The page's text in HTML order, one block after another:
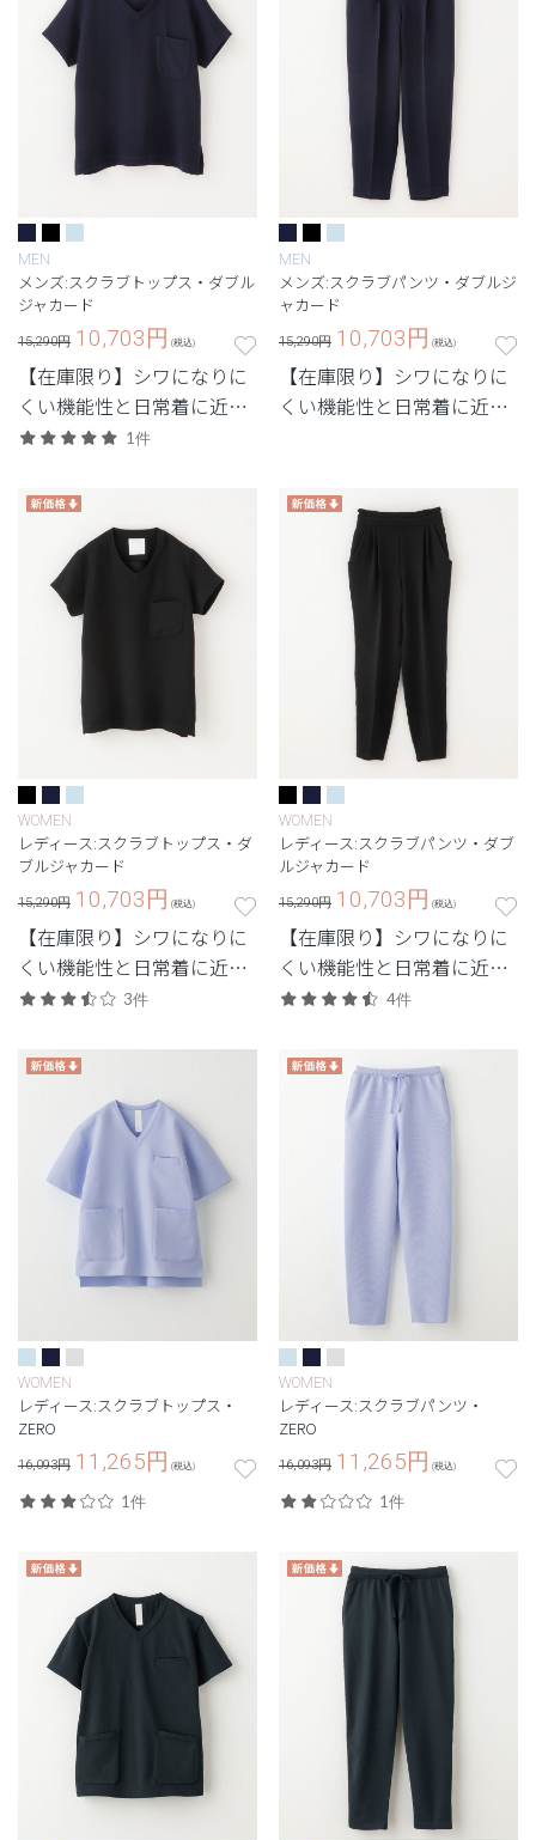
MEN
メンズ:スクラブトップス・ダブル
ジャカード
15,290円 10,703円 (税込)
【在庫限り】シワになりに
くい機能性と日常着に近い
デザインを兼ね備えたユニ
1件
MEN
メンズ:スクラブパンツ・ダブルジ
ャカード
15,290円 10,703円 (税込)
【在庫限り】シワになりに
くい機能性と日常着に近い
WOMEN
レディース:スクラブトップス・ダ
ブルジャカード
15,290円 10,703円 (税込)
【在庫限り】シワになりに
くい機能性と日常着に近い
デザインを兼ね備えたユニ
3件
WOMEN
レディース:スクラブパンツ・ダブ
ルジャカード
15,290円 10,703円 (税込)
【在庫限り】シワになりに
くい機能性と日常着に近い
デザインを兼ね備えたユニ
4件
WOMEN
レディース:スクラブトップス・
ZERO
16,093円 11,265円 (税込)
1件
WOMEN
レディース:スクラブパンツ・
ZERO
16,093円 11,265円 (税込)
1件